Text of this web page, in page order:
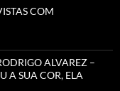
COM
ALVAREZ –
A SUA COR, ELA